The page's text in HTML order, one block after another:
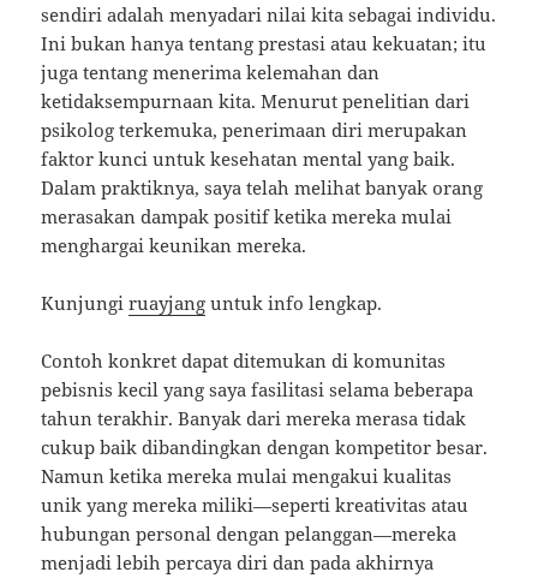
sendiri adalah menyadari nilai kita sebagai individu.
Ini bukan hanya tentang prestasi atau kekuatan; itu
juga tentang menerima kelemahan dan
ketidaksempurnaan kita. Menurut penelitian dari
psikolog terkemuka, penerimaan diri merupakan
faktor kunci untuk kesehatan mental yang baik.
Dalam praktiknya, saya telah melihat banyak orang
merasakan dampak positif ketika mereka mulai
menghargai keunikan mereka.
Kunjungiruayjang untuk info lengkap.
Contoh konkret dapat ditemukan di komunitas
pebisnis kecil yang saya fasilitasi selama beberapa
tahun terakhir. Banyak dari mereka merasa tidak
cukup baik dibandingkan dengan kompetitor besar.
Namun ketika mereka mulai mengakui kualitas
unik yang mereka miliki—seperti kreativitas atau
hubungan personal dengan pelanggan—mereka
menjadi lebih percaya diri dan pada akhirnya